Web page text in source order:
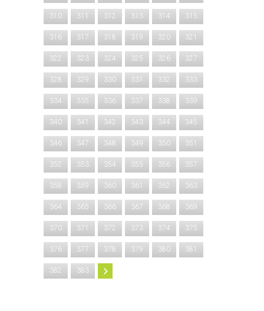
310 311 312 313 314 315
316 317 318 319 320 321
322 323 324 325 326 327
328 329 330 331 332 333
334 335 336 337 338 339
340 341 342 343 344 345
346 347 348 349 350 351
352 353 354 355 356 357
358 359 360 361 362 363
364 365 366 367 368 369
370 371 372 373 374 375
376 377 378 379 380 381
382 383